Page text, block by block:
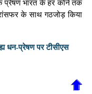
प्रेषण भारत के हर कोने तक
के साथ गठजोड़ किया
धन-प्रेषण पर टीसीएस